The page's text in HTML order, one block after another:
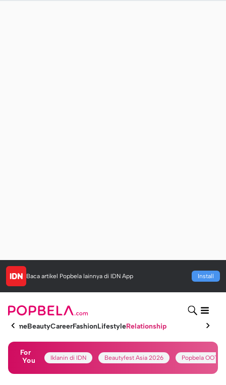
Baca artikel Popbela lainnya di IDN App Install
HomeBeautyCareerFashionLifestyleRelationship
For
You
Iklanin di IDN Beautyfest Asia 2026 Popbela OOTD